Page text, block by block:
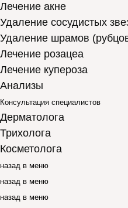
Лечение акне
Удаление сосудистых
Удаление шрамов
Лечение розацеа
Лечение купероза
Анализы
Консультация специалистов
Дерматолога
Трихолога
Косметолога
назад в меню
назад в меню
назад в меню